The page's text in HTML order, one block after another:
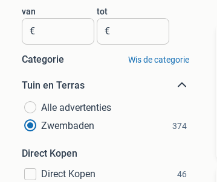
van
€
tot
€
Categorie Wis de categorie
Tuin en Terras
Alle advertenties
Zwembaden
374
Direct Kopen
Direct Kopen
46